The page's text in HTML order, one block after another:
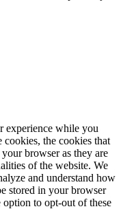
experience while you
cookies, the cookies that
browser as they are
of the website. We
and understand how
stored in your browser
to opt-out of these